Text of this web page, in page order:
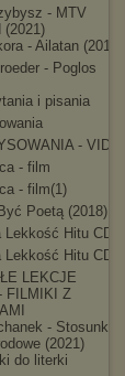
- MTV
(2021)
- Ailatan (2019)
- Poglos
i pisania
- VIDEO
- film
- film(1)
Poetą (2018)
Lekkość Hitu CD1
Lekkość Hitu CD2
LEKCJE
FILMIKI Z
- Stosunki
(2021)
do literki